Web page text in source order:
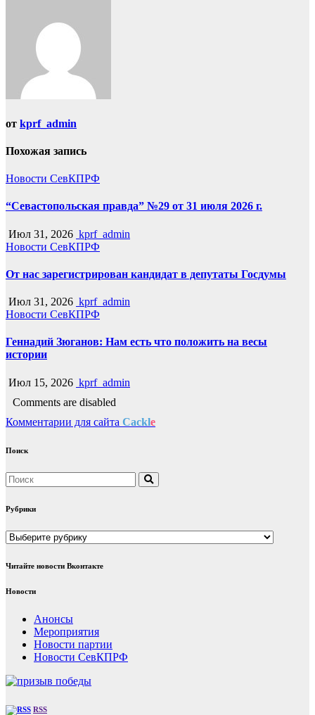
от kprf_admin
Похожая запись
Новости СевКПРФ
“Севастопольская правда” №29 от 31 июля 2026 г.
Июл 31, 2026 kprf_admin
Новости СевКПРФ
От нас зарегистрирован кандидат в депутаты Госдумы
Июл 31, 2026 kprf_admin
Новости СевКПРФ
Геннадий Зюганов: Нам есть что положить на весы
истории
Июл 15, 2026 kprf_admin
Comments are disabled
Комментарии для сайта Cackle
Поиск
Рубрики
Рубрики
Читайте новости Вконтакте
Новости
Анонсы
Мероприятия
Новости партии
Новости СевКПРФ
RSS